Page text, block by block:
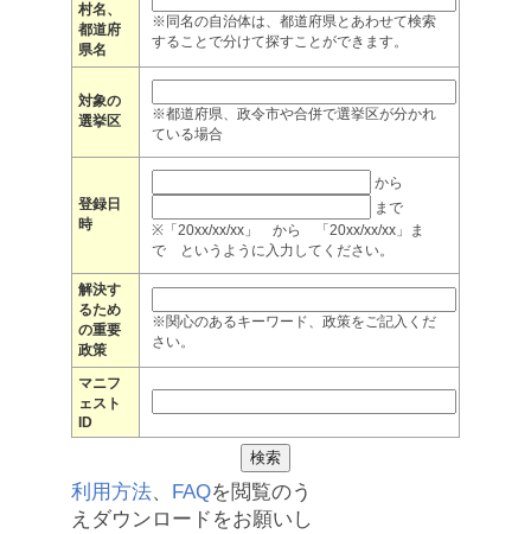
村名、
都道府
県名
※同名の自治体は、都道府県とあわせて検索
することで分けて探すことができます。
対象の
選挙区
※都道府県、政令市や合併で選挙区が分かれ
ている場合
登録日
時
から
まで
※「20xx/xx/xx」 から 「20xx/xx/xx」ま
で というように入力してください。
解決す
るため
の重要
政策
※関心のあるキーワード、政策をご記入くだ
さい。
マニフ
ェスト
ID
利用方法、 FAQを閲覧のう
えダウンロードをお願いし